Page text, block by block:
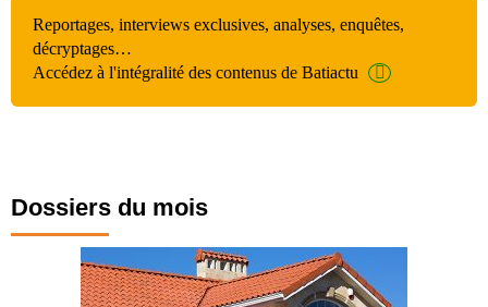
Reportages, interviews exclusives, analyses, enquêtes,
décryptages…
Accédez à l'intégralité des contenus de Batiactu
Dossiers du mois